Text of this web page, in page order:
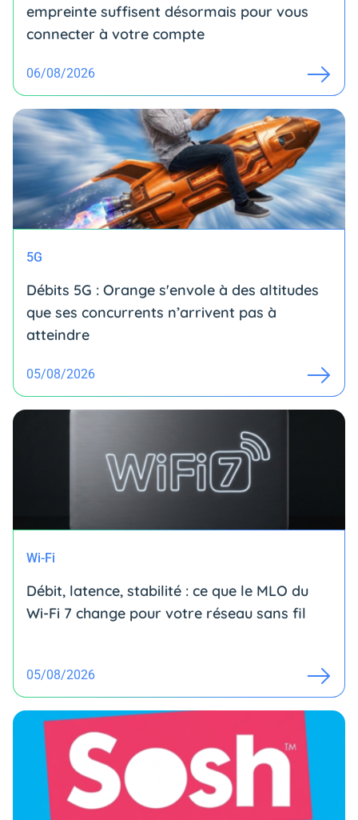
empreinte suffisent désormais pour vous
connecter à votre compte
06/08/2026
5G
Débits 5G : Orange s'envole à des altitudes
que ses concurrents n’arrivent pas à
atteindre
05/08/2026
Wi-Fi
Débit, latence, stabilité : ce que le MLO du
Wi-Fi 7 change pour votre réseau sans fil
05/08/2026